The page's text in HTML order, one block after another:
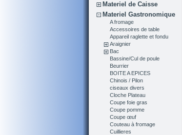
Materiel de Caisse
Materiel Gastronomique
A fromage
Accessoires de table
Appareil raglette et fondu
Araignier
Bac
Bassine/Cul de poule
Beurrier
BOITE A EPICES
Chinois / Pilon
ciseaux divers
Cloche Plateau
Coupe foie gras
Coupe pomme
Coupe œuf
Couteau à fromage
Cuillieres